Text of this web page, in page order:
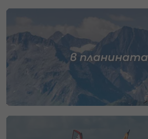
в планината